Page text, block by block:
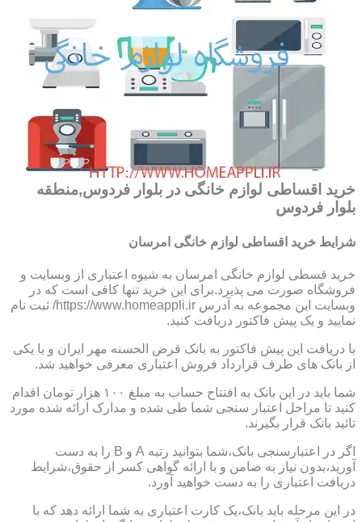
خرید اقساطی لوازم خانگی در بلوار فردوس,منطقه
بلوار فردوس
شرایط خرید اقساطی لوازم خانگی امرسان
خرید قسطی لوازم خانگی امرسان به شیوه اعتباری از وبسایت و
فروشگاه صورت می پذیرد.برای این خرید تنها کافی است که در
وبسایت این مجموعه به آدرس https://www.homeappli.ir/ ثبت نام
نمایید و یک پیش فاکتور دریافت کنید.
با دریافت این پیش فاکتور به بانک قرض الحسنه مهر ایران و یا یکی
از بانک های طرف قرارداد فروش اعتباری معرفی خواهید شد.
شما باید در این بانک به افتتاح حساب به مبلغ ۱۰۰ هزار تومان اقدام
کنید تا مراحل اعتبار سنجی شما طی شده و مدارک ارائه شده مورد
تائید بانک قرار بگیرند.
اگر در اعتبارسنجی بانک،شما بتوانید رتبه A و B را به دست
آورید،بدون نیاز به ضامن و با ارائه گواهی کسر از حقوق،شرایط
دریافت اعتباری را به دست خواهید آورد.
در این مرحله باید بانک،یک کارت اعتباری به شما ارائه دهد که با